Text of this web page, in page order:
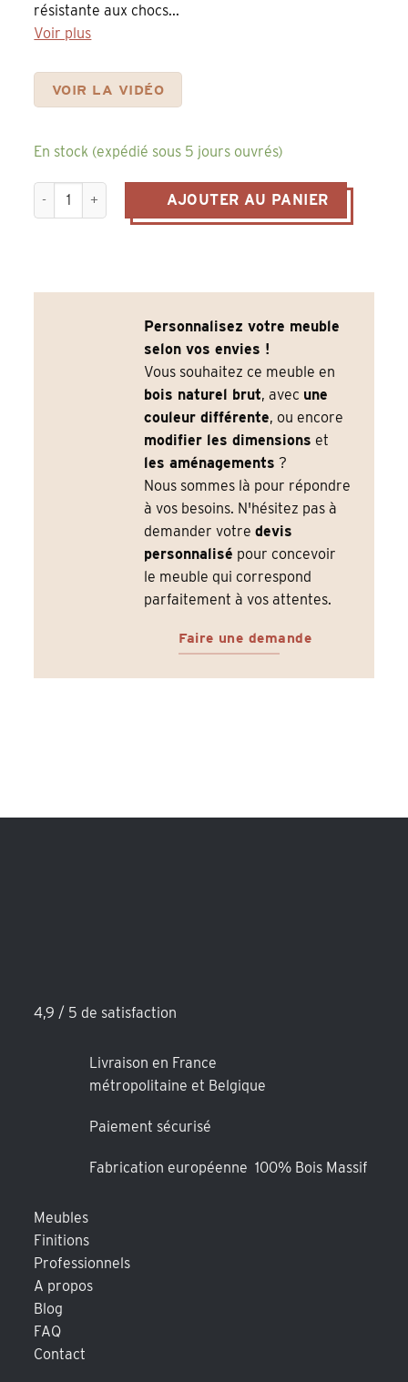
résistante aux chocs...
Voir plus
VOIR LA VIDÉO
En stock (expédié sous 5 jours ouvrés)
quantité de Meuble de Caisse Professionnel 120 cm –
AJOUTER AU PANIER
Personnalisez votre meuble
selon vos envies !
Vous souhaitez ce meuble en
bois naturel brut, avec une
couleur différente, ou encore
modifier les dimensions et
les aménagements ?
Nous sommes là pour répondre
à vos besoins. N'hésitez pas à
demander votredevis
personnalisé pour concevoir
le meuble qui correspond
parfaitement à vos attentes.
Faire une demande
4,9 / 5 de satisfaction
Livraison en France
métropolitaine et Belgique
Paiement sécurisé
Fabrication européenne 100% Bois Massif
Meubles
Finitions
Professionnels
A propos
Blog
FAQ
Contact